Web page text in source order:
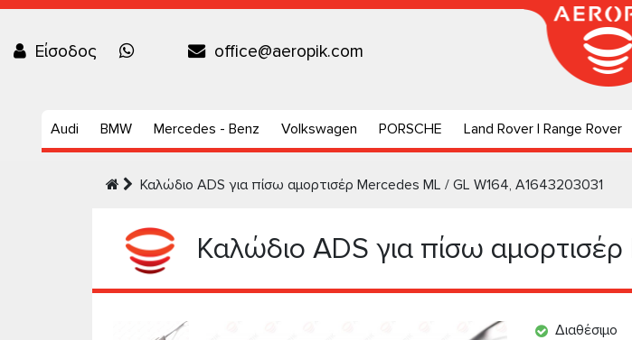
Είσοδος office@aeropik.com
Audi BMW Mercedes - Benz Volkswagen PORSCHE Land Rover | Range Rover
Καλώδιο ADS για πίσω αμορτισέρ Mercedes ML / GL W164, A1643203031
Καλώδιο ADS για πίσω
Διαθέσιμο